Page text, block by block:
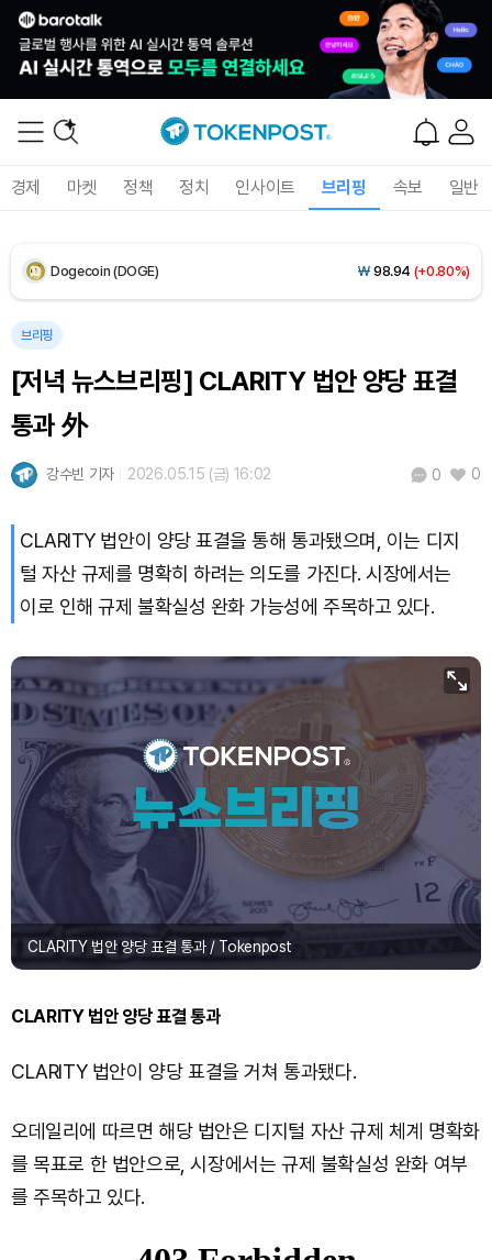
경제 마켓 정책 정치 인사이트 브리핑 속보 일반
Solana (SOL) ₩ 106,711(+2.87%)
Bitcoin (BTC) 91,373,004 (+0.08%)
브리핑
[저녁 뉴스브리핑] CLARITY 법안 양당 표결
통과 外
강수빈 기자 2026.05.15 (금) 16:02 0 0
CLARITY 법안이 양당 표결을 통해 통과됐으며, 이는 디지
털 자산 규제를 명확히 하려는 의도를 가진다. 시장에서는
이로 인해 규제 불확실성 완화 가능성에 주목하고 있다.
CLARITY 법안 양당 표결 통과 / Tokenpost
CLARITY 법안 양당 표결 통과
CLARITY 법안이 양당 표결을 거쳐 통과됐다.
오데일리에 따르면 해당 법안은 디지털 자산 규제 체계 명확화
를 목표로 한 법안으로, 시장에서는 규제 불확실성 완화 여부
를 주목하고 있다.